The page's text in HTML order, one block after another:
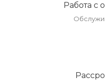
Работа с